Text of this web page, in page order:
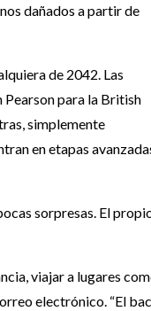
dañados a partir de
de 2042. Las
para la British
simplemente
en etapas
sorpresas. El
viajar a lugares
electrónico. “El